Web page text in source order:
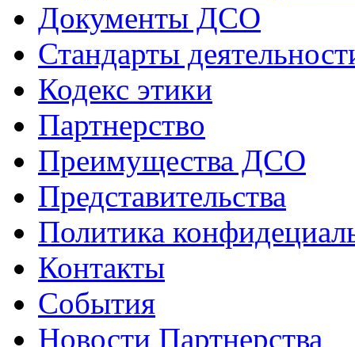
Документы ДСО
Стандарты
Кодекс этики
Партнерство
Преимущества ДСО
Представительства
Политика
Контакты
События
Новости Партнерства